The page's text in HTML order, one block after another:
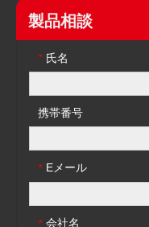
製品相談
* 氏名
携帯番号
* Eメール
* 会社名